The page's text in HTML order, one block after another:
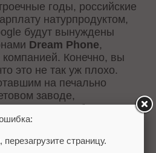
годы, российские
натурпродуктом,
будут вынуждены
Dream Phone,
Конечно, вы
это не так уж плохо.
на печально
заводе,
хуже. Может быть, еще
себя
резиновой
зарплату изделием
страницу.